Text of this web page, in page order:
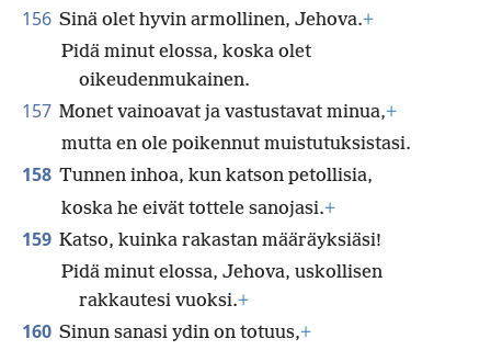
156 Sinä olet hyvin armollinen, Jehova.+
Pidä minut elossa, koska olet
oikeudenmukainen.
157 Monet vainoavat ja vastustavat minua,+
mutta en ole poikennut muistutuksistasi.
158 Tunnen inhoa, kun katson petollisia,
koska he eivät tottele sanojasi.+
159 Katso, kuinka rakastan määräyksiäsi!
Pidä minut elossa, Jehova, uskollisen
rakkautesi vuoksi.+
160 Sinun sanasi ydin on totuus,+